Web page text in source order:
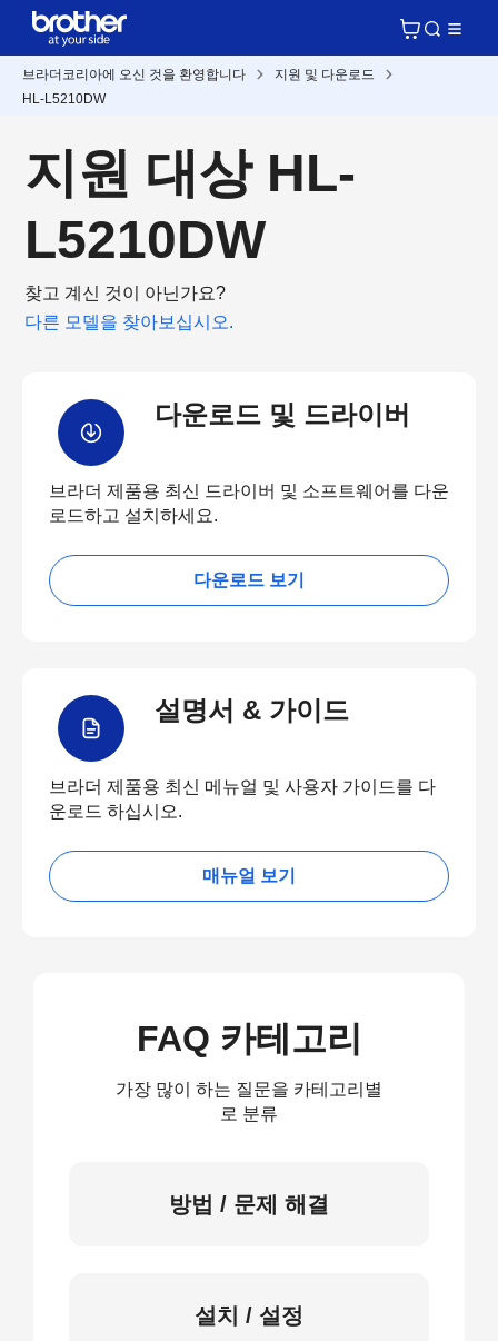
브라더코리아에 오신 것을 환영합니다
지원 및 다운로드
HL-L5210DW
지원 대상 HL-
L5210DW
찾고 계신 것이 아닌가요?
다른 모델을 찾아보십시오.
다운로드 및 드라이버
브라더 제품용 최신 드라이버 및 소프트웨어를 다운
로드하고 설치하세요.
다운로드 보기
설명서 & 가이드
브라더 제품용 최신 메뉴얼 및 사용자 가이드를 다
운로드 하십시오.
매뉴얼 보기
FAQ 카테고리
가장 많이 하는 질문을 카테고리별
로 분류
방법 / 문제 해결
설치 / 설정